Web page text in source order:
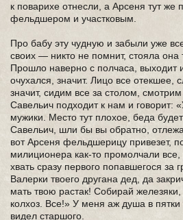
к поварихе отнесли, а Арсеня тут же
фельдшером и участковым.
Про бабу эту чудную и забыли уже
своих — никто не помнит, стояла она
Прошло наверно с полчаса, выходит
очухался, значит. Лицо все отекшее,
значит, сидим все за столом,
Савельич подходит к нам и говорит:
мужики. Место тут плохое, беда
Савельич, шли бы вы обратно,
вот Арсеня фельдшерицу привезет,
милиционера как-то промолчали
хвать сразу первого попавшегося за
Валерки твоего другана дед, да
мать твою растак! Собирай
колхоз. Все!» У меня аж душа в
видел старшого.